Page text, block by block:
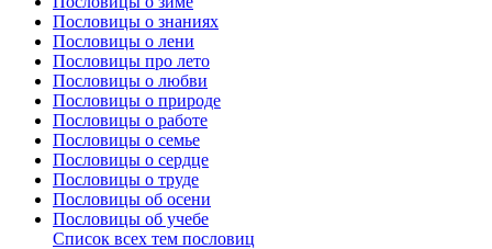
Пословицы о знаниях
Пословицы о лени
Пословицы про лето
Пословицы о любви
Пословицы о природе
Пословицы о работе
Пословицы о семье
Пословицы о сердце
Пословицы о труде
Пословицы об осени
Пословицы об учебе
Список всех тем пословиц